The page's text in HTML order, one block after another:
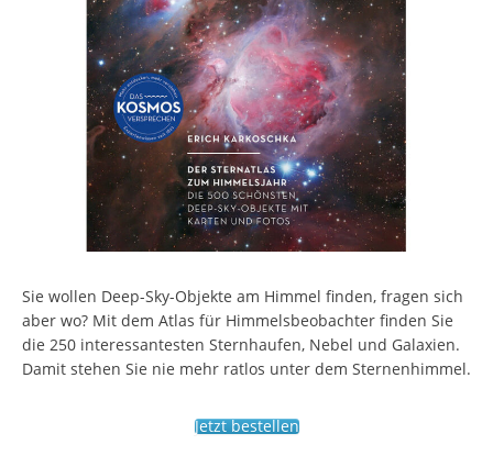
Sie wollen Deep-Sky-Objekte am Himmel finden, fragen sich
aber wo? Mit dem Atlas für Himmelsbeobachter finden Sie
die 250 interessantesten Sternhaufen, Nebel und Galaxien.
Damit stehen Sie nie mehr ratlos unter dem Sternenhimmel.
Jetzt bestellen